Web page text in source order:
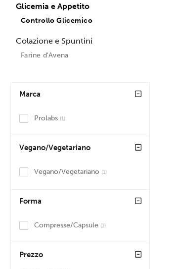
Glicemia e Appetito
Controllo Glicemico
Colazione e Spuntini
Farine d'Avena
Marca
Prolabs (1)
Vegano/Vegetariano
Vegano/Vegetariano (1)
Forma
Compresse/Capsule (1)
Prezzo